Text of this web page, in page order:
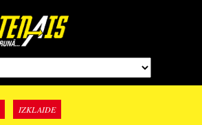
IZKLAIDE